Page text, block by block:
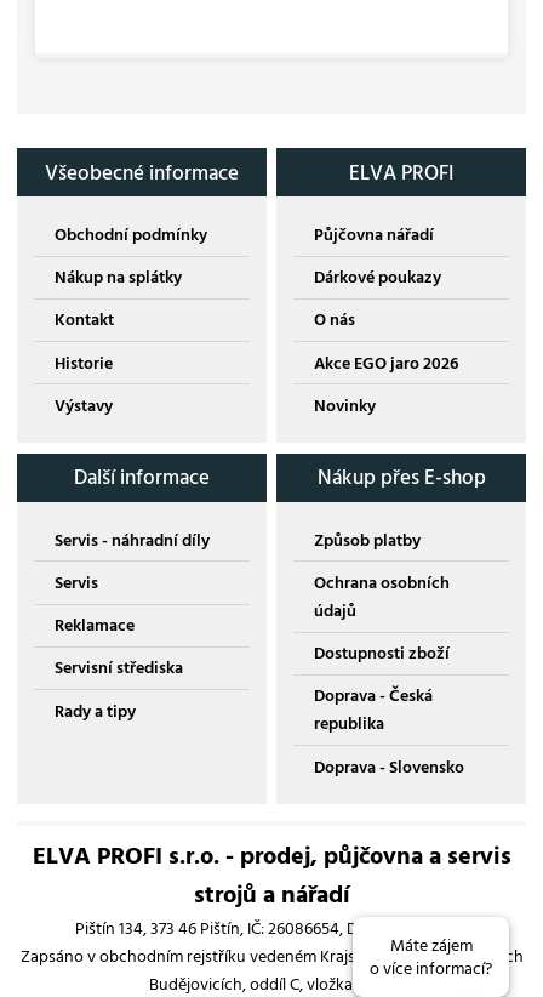
Všeobecné informace
Obchodní podmínky
Nákup na splátky
Kontakt
Historie
Výstavy
ELVA PROFI
Půjčovna nářadí
Dárkové poukazy
O nás
Akce EGO jaro 2026
Novinky
Další informace
Servis - náhradní díly
Servis
Reklamace
Servisní střediska
Rady a tipy
Nákup přes E-shop
Způsob platby
Ochrana osobních
údajů
Dostupnosti zboží
Doprava - Česká
republika
Doprava - Slovensko
ELVA PROFI s.r.o. - prodej, půjčovna a servis
strojů a nářadí
Pištín 134, 373 46 Pištín, IČ: 26086654, DIČ: CZ26086654
Zapsáno v obchodním rejstříku vedeném Krajským soudem v Českých
Budějovicích, oddíl C, vložka 13193
Máte zájem
o více informací?